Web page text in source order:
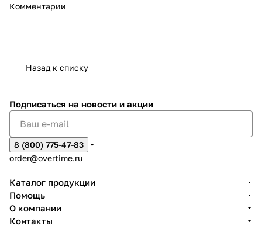
Комментарии
Назад к списку
Подписаться на новости и акции
8 (800) 775-47-83
order@overtime.ru
Каталог продукции
Помощь
О компании
Контакты